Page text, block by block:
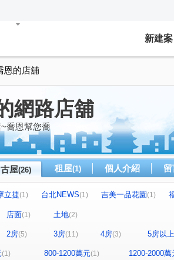
新建案
恩的店舖
網路店舖
喬恩幫您喬
屋(26) 租屋(1) 個人介紹
立捷(1) 台北NEWS(1) 吉美一品花園(1)
崇光生活家 (1)
保健路 南華路 竹林路
華新
(1) 福和路(1) 忠孝東路四段
環河東路
店面(1) 土地(2)
2房(5) 3房(11) 4房(3) 5房以上
(1) 800-1200萬元(1) 1200-2000萬